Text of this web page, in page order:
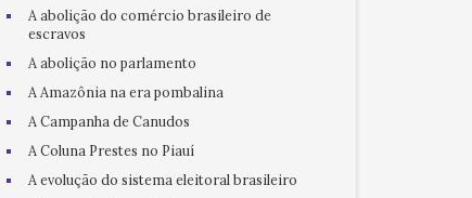
A abolição do comércio brasileiro de
escravos
A abolição no parlamento
A Amazônia na era pombalina
A Campanha de Canudos
A Coluna Prestes no Piauí
A evolução do sistema eleitoral brasileiro